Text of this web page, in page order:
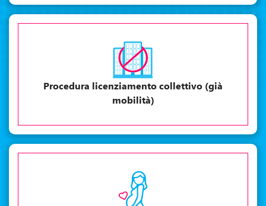
Procedura licenziamento collettivo (già
mobilità)